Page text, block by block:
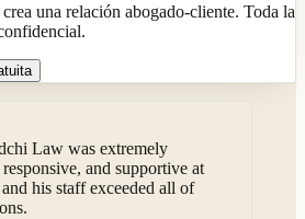
una relación abogado-cliente. Toda la
Law was extremely
and supportive at
his staff exceeded all of